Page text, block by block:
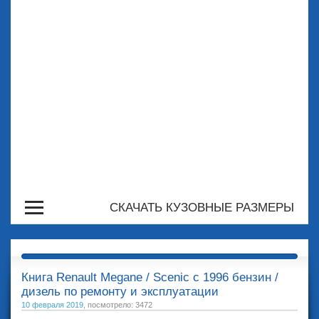
СКАЧАТЬ КУЗОВНЫЕ РАЗМЕРЫ
Книга Renault Megane / Scenic с 1996 бензин /
дизель по ремонту и эксплуатации
10 февраля 2019 , посмотрело: 3472